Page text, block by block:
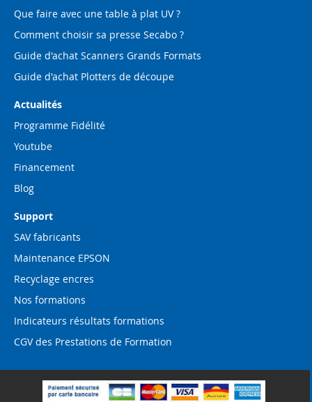
Que faire avec une table à plat UV ?
Comment choisir sa presse Secabo ?
Guide d'achat Scanners Grands Formats
Guide d'achat Plotters de découpe
Actualités
Programme Fidélité
Youtube
Financement
Blog
Support
SAV fabricants
Maintenance EPSON
Recyclage encres
Nos formations
Indicateurs résultats formations
CGV des Prestations de Formation